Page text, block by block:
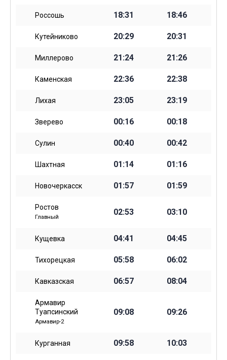
Россошь 18:31 18:46
Кутейниково 20:29 20:31
Миллерово 21:24 21:26
Каменская 22:36 22:38
Лихая 23:05 23:19
Зверево 00:16 00:18
Сулин 00:40 00:42
Шахтная 01:14 01:16
Новочеркасск 01:57 01:59
Ростов
Главный
02:53 03:10
Кущевка 04:41 04:45
Тихорецкая 05:58 06:02
Кавказская 06:57 08:04
Армавир
Туапсинский
Армавир-2
09:08 09:26
Курганная 09:58 10:03